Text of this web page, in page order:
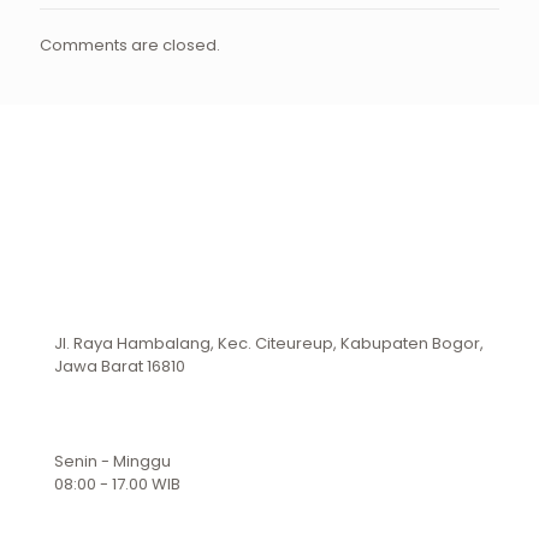
Comments are closed.
Jl. Raya Hambalang, Kec. Citeureup, Kabupaten Bogor,
Jawa Barat 16810
Senin - Minggu
08:00 - 17.00 WIB